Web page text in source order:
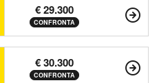
€ 29.300
CONFRONTA
€ 30.300
CONFRONTA